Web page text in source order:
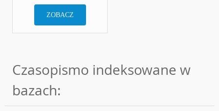
ZOBACZ
Czasopismo indeksowane w
bazach: